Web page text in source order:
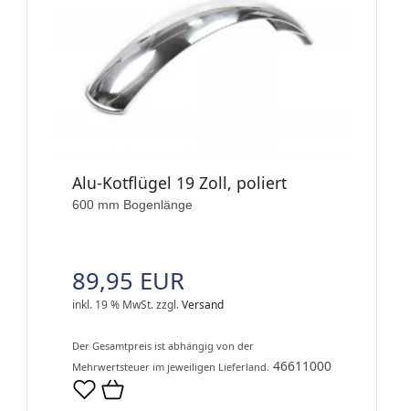
Alu-Kotflügel 19 Zoll, poliert
600 mm Bogenlänge
89,95 EUR
inkl. 19 % MwSt.zzgl.Versand
Der Gesamtpreis ist abhängig von der
Mehrwertsteuer im jeweiligen Lieferland. 46611000